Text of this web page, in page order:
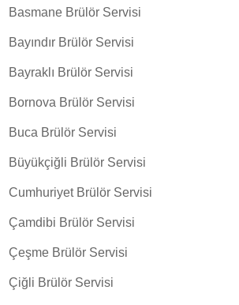
Basmane Brülör Servisi
Bayındır Brülör Servisi
Bayraklı Brülör Servisi
Bornova Brülör Servisi
Buca Brülör Servisi
Büyükçiğli Brülör Servisi
Cumhuriyet Brülör Servisi
Çamdibi Brülör Servisi
Çeşme Brülör Servisi
Çiğli Brülör Servisi